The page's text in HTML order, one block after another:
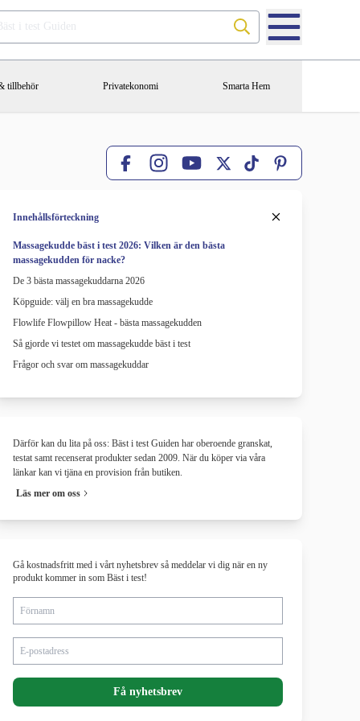
tillbehör Privatekonomi Smarta Hem
FacebookInstagramYouTube
X TikTokPinterest
Innehållsförteckning
Massagekudde bäst i test 2026: Vilken är den bästa
massagekudden för nacke?
De 3 bästa massagekuddarna 2026
Köpguide: välj en bra massagekudde
Flowlife Flowpillow Heat - bästa massagekudden
Så gjorde vi testet om massagekudde bäst i test
Frågor och svar om massagekuddar
Därför kan du lita på oss: Bäst i test Guiden har oberoende granskat,
testat samt recenserat produkter sedan 2009. När du köper via våra
länkar kan vi tjäna en provision från butiken.
Läs mer om oss
Gå kostnadsfritt med i vårt nyhetsbrev så meddelar vi dig när en ny
produkt kommer in som Bäst i test!
Få nyhetsbrev